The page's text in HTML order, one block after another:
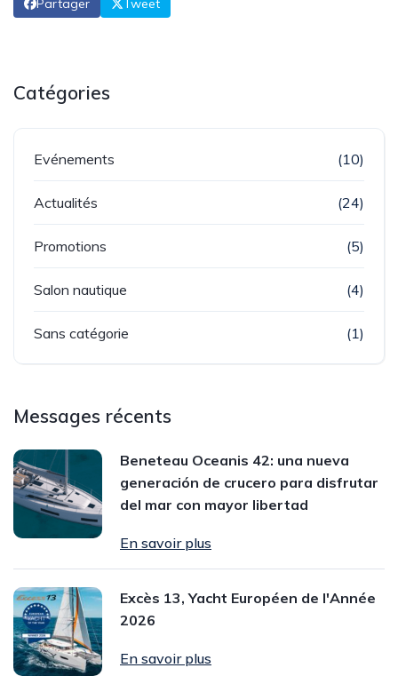
Partager Tweet
Catégories
Evénements (10)
Actualités (24)
Promotions (5)
Salon nautique (4)
Sans catégorie (1)
Messages récents
Beneteau Oceanis 42: una nueva
generación de crucero para disfrutar
del mar con mayor libertad
En savoir plus
Excès 13, Yacht Européen de l'Année
2026
En savoir plus